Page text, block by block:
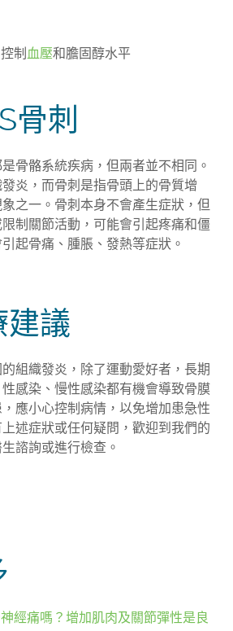
制 血壓和膽固醇水平
骨刺
骨骼系統疾病，但兩者並不相同。
炎，而骨刺是指骨頭上的骨質增
之一。骨刺本身不會產生症狀，但
制關節活動，可能會引起疼痛和僵
起骨痛、腫脹、發熱等症狀。
建議
組織發炎，除了運動愛好者，長期
感染、慢性感染都有機會導致骨膜
應小心控制病情，以免增加患急性
述症狀或任何疑問，歡迎到我們的
諮詢或進行檢查。
經痛嗎？增加肌肉及關節彈性是良